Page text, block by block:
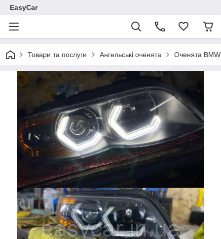
EasyCar
Товари та послуги Ангельські оченята Оченята BMW